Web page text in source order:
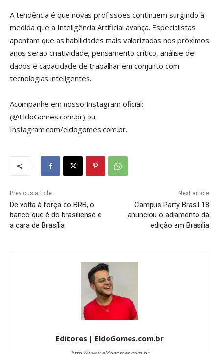
A tendência é que novas profissões continuem surgindo à
medida que a Inteligência Artificial avança. Especialistas
apontam que as habilidades mais valorizadas nos próximos
anos serão criatividade, pensamento crítico, análise de
dados e capacidade de trabalhar em conjunto com
tecnologias inteligentes.
Acompanhe em nosso Instagram oficial:
(@EldoGomes.com.br) ou
Instagram.com/eldogomes.com.br.
Previous article
De volta à força do BRB, o
banco que é do brasiliense e
a cara de Brasília
Next article
Campus Party Brasil 18
anunciou o adiamento da
edição em Brasília
Editores | EldoGomes.com.br